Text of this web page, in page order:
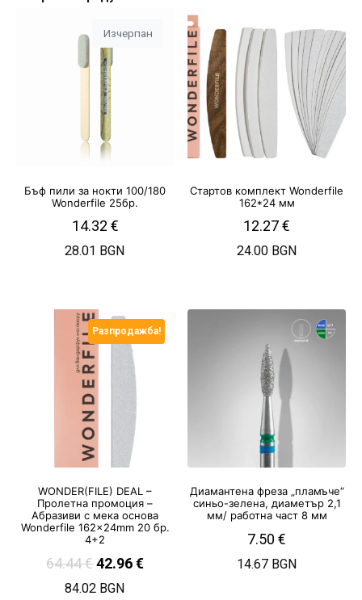
Изчерпан
Бъф пили за нокти 100/180
Wonderfile 25бр.
14.32 €
28.01 BGN
Стартов комплект Wonderfile
162*24 мм
12.27€
24.00 BGN
Разпродажба!
WONDER(FILE) DEAL –
Пролетна промоция –
Абразиви с мека основа
Wonderfile 162x24mm 20 бр.
4+2
64.44€ 42.96€
84.02 BGN
Диамантена фреза „пламъче“
синьо-зелена, диаметър 2,1
мм/ работна част 8 мм
7.50€
14.67 BGN